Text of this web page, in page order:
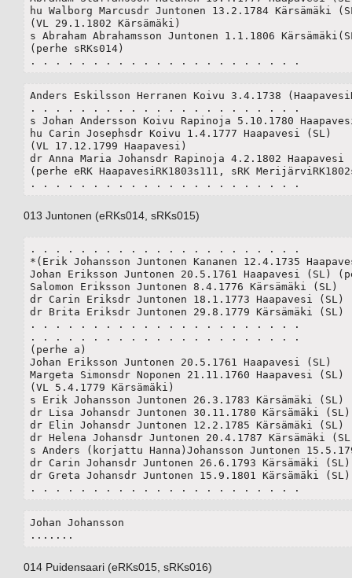
hu Walborg Marcusdr Juntonen 13.2.1784 Kärsämäki
(VL 29.1.1802 Kärsämäki)
s Abraham Abrahamsson Juntonen 1.1.1806
(perhe sRKs014)
. . . . . . . . . . . . . . . . . . . . . .
Anders Eskilsson Herranen Koivu 3.4.1738
. . . . . . . . . . . . . . . . . . . . . .
s Johan Andersson Koivu Rapinoja 5.10.1780
hu Carin Josephsdr Koivu 1.4.1777 Haapavesi (SL)
(VL 17.12.1799 Haapavesi)
dr Anna Maria Johansdr Rapinoja 4.2.1802 Haapavesi
(perhe eRK HaapavesiRK1803s111, sRK
. . . . . . . . . . . . . . . . . . . . . .
013 Juntonen (eRKs014, sRKs015)
. . . . . . . . . . . . . . . . . . . . . .
*(Erik Johansson Juntonen Kananen 12.4.1735
Johan Eriksson Juntonen 20.5.1761 Haapavesi (SL)
Salomon Eriksson Juntonen 8.4.1776 Kärsämäki (SL)
dr Carin Eriksdr Juntonen 18.1.1773 Haapavesi (SL)
dr Brita Eriksdr Juntonen 29.8.1779 Kärsämäki (SL)
. . . . . . . . . . . . . . . . . . . . . .
. . . . . . . . . . . . . . . . . . . . . .
(perhe a)
Johan Eriksson Juntonen 20.5.1761 Haapavesi (SL)
Margeta Simonsdr Noponen 21.11.1760 Haapavesi (SL)
(VL 5.4.1779 Kärsämäki)
s Erik Johansson Juntonen 26.3.1783 Kärsämäki (SL)
dr Lisa Johansdr Juntonen 30.11.1780 Kärsämäki (SL)
dr Elin Johansdr Juntonen 12.2.1785 Kärsämäki (SL)
dr Helena Johansdr Juntonen 20.4.1787 Kärsämäki
s Anders (korjattu Hanna)Johansson Juntonen
dr Carin Johansdr Juntonen 26.6.1793 Kärsämäki (SL)
dr Greta Johansdr Juntonen 15.9.1801 Kärsämäki (SL)
. . . . . . . . . . . . . . . . . . . . . .
Johan Johansson
.......
014 Puidensaari (eRKs015, sRKs016)